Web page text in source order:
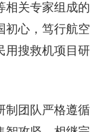
相关专家组成的
初心，笃行航空
用搜救机项目研
制团队严格遵循